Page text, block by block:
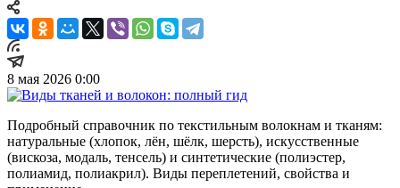
8 мая 2026 0:00
Подробный справочник по текстильным волокнам и тканям:
натуральные (хлопок, лён, шёлк, шерсть), искусственные
(вискоза, модаль, тенсель) и синтетические (полиэстер,
полиамид, полиакрил). Виды переплетений, свойства и